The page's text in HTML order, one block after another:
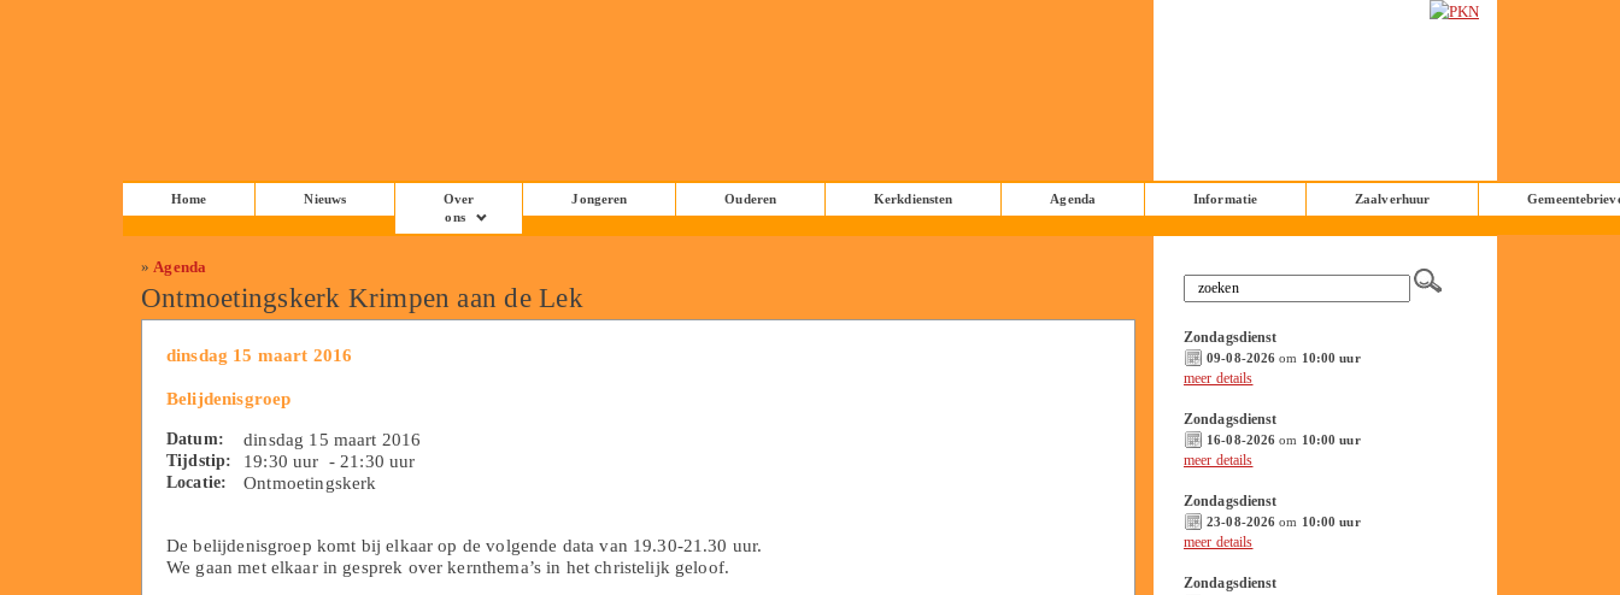
Home Nieuws
Over
ons
Jongeren Ouderen Kerkdiensten Agenda Informatie Zaalverhuur
»Agenda
Ontmoetingskerk Krimpen aan de Lek
dinsdag 15 maart 2016
Belijdenisgroep
Datum: dinsdag 15 maart 2016
Tijdstip: 19:30 uur - 21:30 uur
Locatie: Ontmoetingskerk
De belijdenisgroep komt bij elkaar op de volgende data van 19.30-21.30 uur.
We gaan met elkaar in gesprek over kernthema’s in het christelijk geloof.
Zondagsdienst
09-08-2026 om 10:00 uur
meer details
Zondagsdienst
16-08-2026 om 10:00 uur
meer details
Zondagsdienst
23-08-2026 om 10:00 uur
meer details
Zondagsdienst